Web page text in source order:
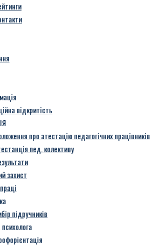
відкритість
про атестацію педагогічних працівників
пед. колективу
захист
підручників